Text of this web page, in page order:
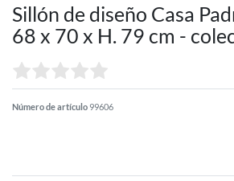
Sillón de diseño Casa
68 x 70 x H. 79 cm -
Número de artículo 99606